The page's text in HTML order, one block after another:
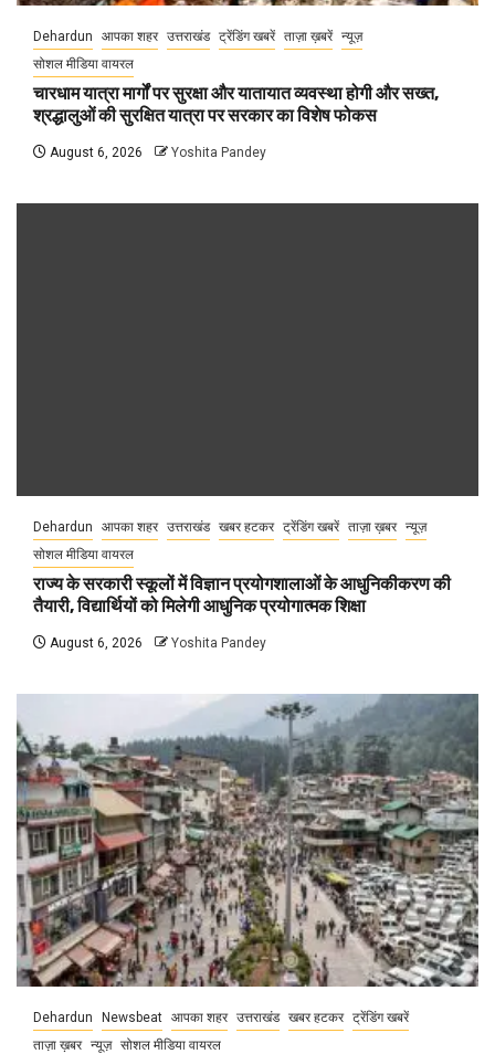
Dehardun आपका शहर उत्तराखंड ट्रेंडिंग खबरें ताज़ा ख़बरें न्यूज़
सोशल मीडिया वायरल
चारधाम यात्रा मार्गों पर सुरक्षा और यातायात व्यवस्था होगी और सख्त,
श्रद्धालुओं की सुरक्षित यात्रा पर सरकार का विशेष फोकस
August 6, 2026 Yoshita Pandey
Dehardun आपका शहर उत्तराखंड खबर हटकर ट्रेंडिंग खबरें ताज़ा ख़बर न्यूज़
सोशल मीडिया वायरल
राज्य के सरकारी स्कूलों में विज्ञान प्रयोगशालाओं के आधुनिकीकरण की
तैयारी, विद्यार्थियों को मिलेगी आधुनिक प्रयोगात्मक शिक्षा
August 6, 2026 Yoshita Pandey
Dehardun Newsbeat आपका शहर उत्तराखंड खबर हटकर ट्रेंडिंग खबरें
ताज़ा ख़बर न्यूज़ सोशल मीडिया वायरल